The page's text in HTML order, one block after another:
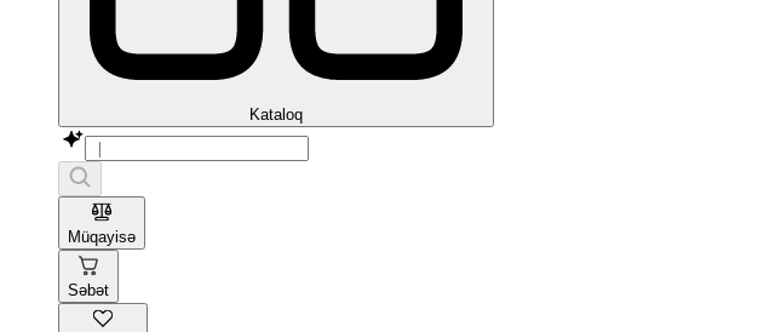
Kataloq
Müqayisə
Səbət